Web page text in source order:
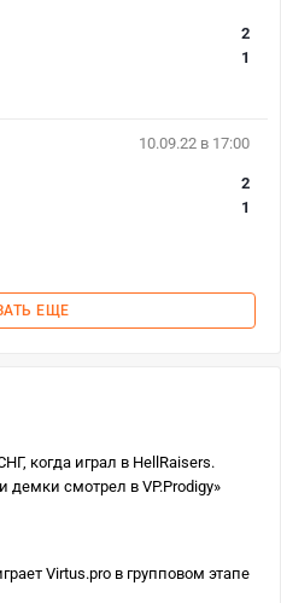
2
1
10.09.22 в 17:00
2
1
ЕЩЕ
когда играл в HellRaisers.
демки смотрел в VP.Prodigy»
Virtus.pro в групповом этапе